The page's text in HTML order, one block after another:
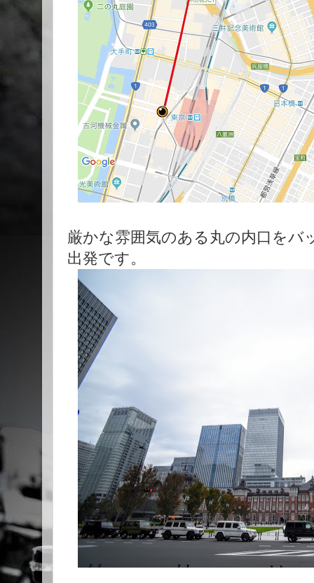
厳かな雰囲気のある丸の内口をバ
出発です。